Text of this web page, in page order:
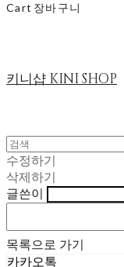
Cart 장바구니
키니샵 KINI SHOP
수정하기
삭제하기
글쓴이
목록으로 가기
카카오톡